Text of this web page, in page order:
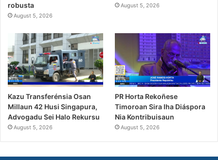
robusta
August 5, 2026
August 5, 2026
Kazu Transferénsia Osan
Millaun 42 Husi Singapura,
Advogadu Sei Halo Rekursu
August 5, 2026
PR Horta Rekoñese
Timoroan Sira Iha Diáspora
Nia Kontribuisaun
August 5, 2026